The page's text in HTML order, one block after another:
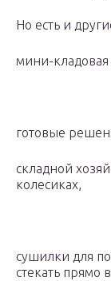
Но есть и
мини-
готовые
складной
колесиках,
сушилки для
стекать прямо